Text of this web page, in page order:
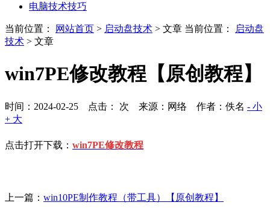
电脑技术技巧
当前位置： 网站首页 > 启动盘技术 > 文章 当前位置：
启动盘
技术 > 文章
win7PE修改教程【原创教程】
时间：2024-02-25 点击： 次 来源：网络 作者：佚名 - 小
+ 大
点击打开下载： win7PE修改教程
上一篇： win10PE制作教程（带工具）【原创教程】